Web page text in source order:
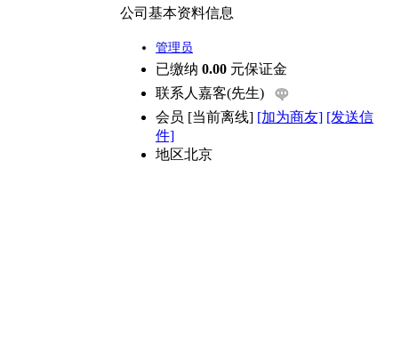
公司基本资料信息
管理员
已缴纳 0.00 元保证金
联系人 嘉客(先生)
会员 [当前离线] [加为商友] [发送信
件]
地区北京